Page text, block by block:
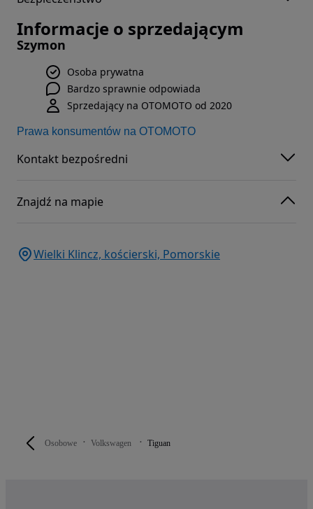
Osobowe Volkswagen Tiguan
Informacje o sprzedającym
Szymon
Osoba prywatna
Bardzo sprawnie odpowiada
Sprzedający na OTOMOTO od 2020
Prawa konsumentów na OTOMOTO
Kontakt bezpośredni
Znajdź na mapie
Wielki Klincz, kościerski, Pomorskie